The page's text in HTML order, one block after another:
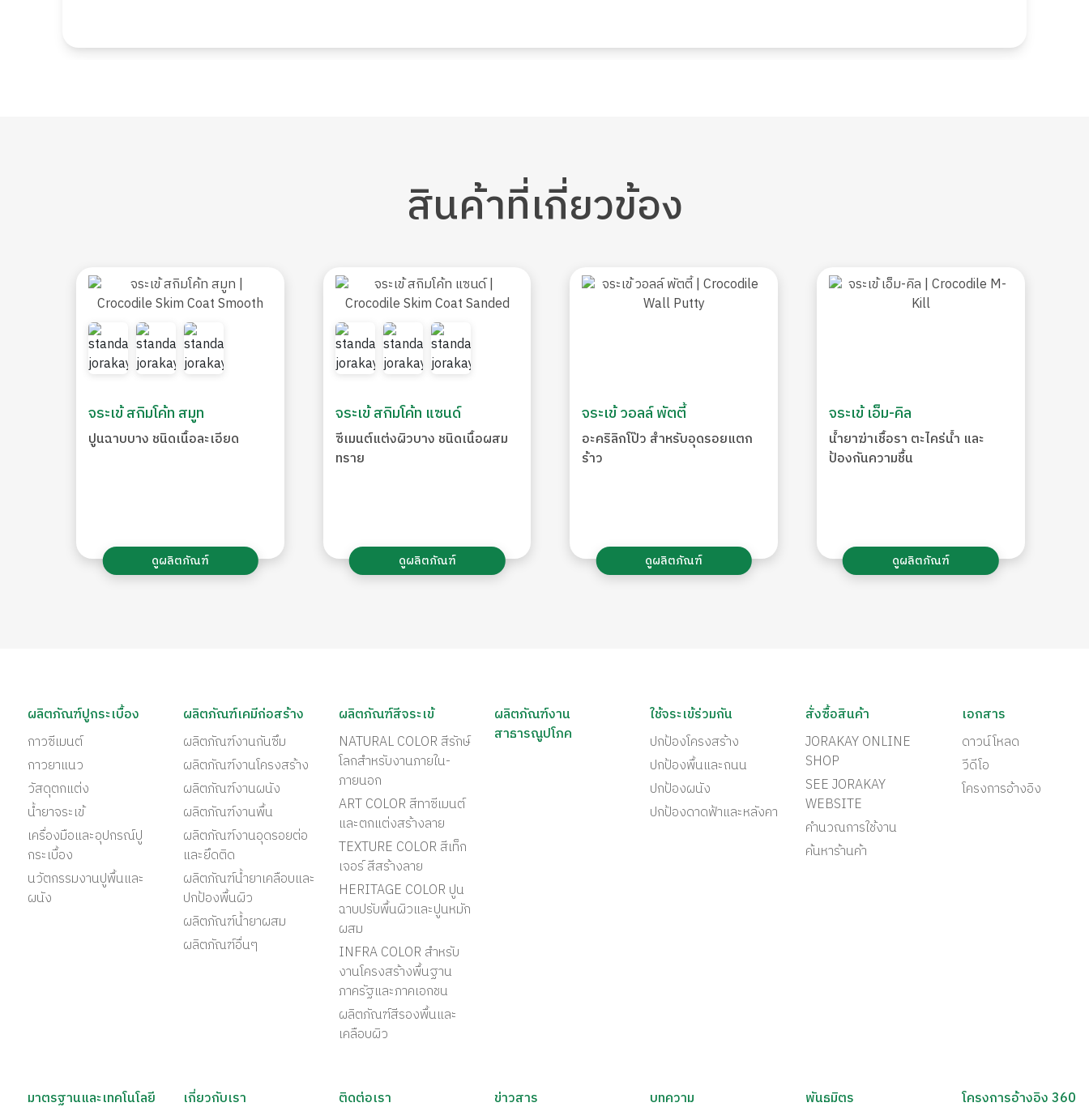
สินค้าที่เกี่ยวข้อง
จระเข้ สกิมโค้ท สมูท
ปูนฉาบบาง ชนิดเนื้อละเอียด
ดูผลิตภัณฑ์
จระเข้ สกิมโค้ท แซนด์
ซีเมนต์แต่งผิวบาง ชนิดเนื้อผสม
ทราย
ดูผลิตภัณฑ์
จระเข้ วอลล์ พัตตี้
อะคริลิกโป๊ว สำหรับอุดรอยแตก
ร้าว
ดูผลิตภัณฑ์
จระเข้ เอ็ม-คิล
น้ำยาฆ่าเชื้อรา ตะไคร่น้ำ และ
ป้องกันความชื้น
ดูผลิตภัณฑ์
ผลิตภัณฑ์ปูกระเบื้อง
กาวซีเมนต์
กาวยาแนว
วัสดุตกแต่ง
น้ำยาจระเข้
เครื่องมือและอุปกรณ์ปู
กระเบื้อง
นวัตกรรมงานปูพื้นและ
ผนัง
ผลิตภัณฑ์เคมีก่อสร้าง
ผลิตภัณฑ์งานกันซึม
ผลิตภัณฑ์งานโครงสร้าง
ผลิตภัณฑ์งานผนัง
ผลิตภัณฑ์งานพื้น
ผลิตภัณฑ์งานอุดรอยต่อ
และยึดติด
ผลิตภัณฑ์น้ำยาเคลือบและ
ปกป้องพื้นผิว
ผลิตภัณฑ์น้ำยาผสม
ผลิตภัณฑ์อื่นๆ
ผลิตภัณฑ์สีจระเข้
NATURAL COLOR สีรักษ์
โลกสำหรับงานภายใน-
ภายนอก
ART COLOR สีทาซีเมนต์
และตกแต่งสร้างลาย
TEXTURE COLOR สีเท็ก
เจอร์ สีสร้างลาย
HERITAGE COLOR ปูน
ฉาบปรับพื้นผิวและปูนหมัก
ผสม
INFRA COLOR สำหรับ
งานโครงสร้างพื้นฐาน
ภาครัฐและภาคเอกชน
ผลิตภัณฑ์สีรองพื้นและ
เคลือบผิว
ผลิตภัณฑ์งาน
สาธารณูปโภค
ใช้จระเข้ร่วมกัน
ปกป้องโครงสร้าง
ปกป้องพื้นและถนน
ปกป้องผนัง
ปกป้องดาดฟ้าและหลังคา
สั่งซื้อสินค้า
JORAKAY ONLINE
SHOP
SEE JORAKAY
WEBSITE
คำนวณการใช้งาน
ค้นหาร้านค้า
เอกสาร
ดาวน์โหลด
วีดีโอ
โครงการอ้างอิง
มาตรฐานและเทคโนโลยี เกี่ยวกับเรา ติดต่อเรา ข่าวสาร บทความ พันธมิตร โครงการอ้างอิง 360